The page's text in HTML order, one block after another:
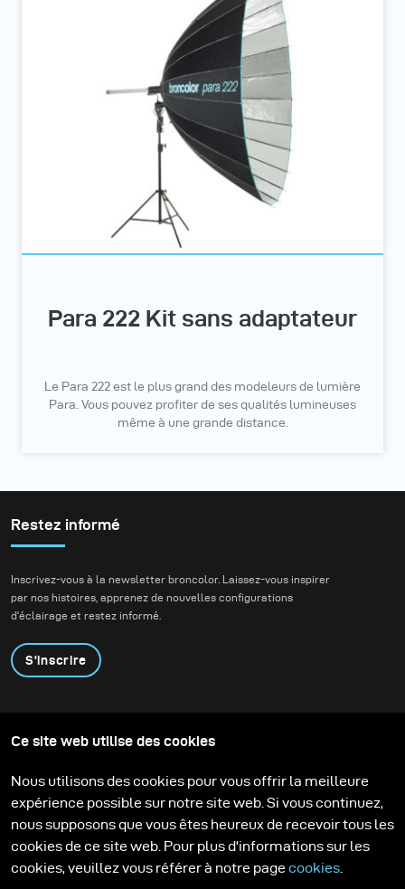
Para 222 Kit sans adaptateur
Le Para 222 est le plus grand des modeleurs de lumière
Para. Vous pouvez profiter de ses qualités lumineuses
même à une grande distance.
Restez informé
Inscrivez-vous à la newsletter broncolor. Laissez-vous inspirer
par nos histoires, apprenez de nouvelles configurations
d'éclairage et restez informé.
S'inscrire
Contactez-nous
Technologies
Support
Carrière
Media Center
Ce site web utilise des cookies
Nous utilisons des cookies pour vous offrir la meilleure
expérience possible sur notre site web. Si vous continuez,
nous supposons que vous êtes heureux de recevoir tous les
cookies de ce site web. Pour plus d'informations sur les
cookies, veuillez vous référer à notre page cookies